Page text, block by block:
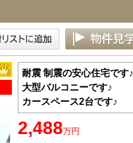
耐震 制震の安心住宅です♪
大型バルコニーです♪
カースペース2台です♪
2,488万円